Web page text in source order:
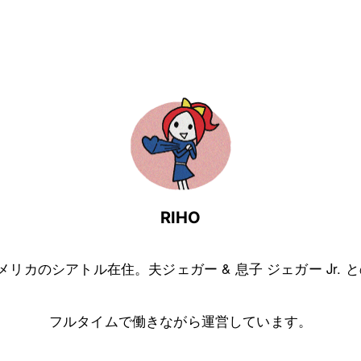
RIHO
リカのシアトル在住。夫ジェガー & 息子 ジェガー Jr. と
フルタイムで働きながら運営しています。